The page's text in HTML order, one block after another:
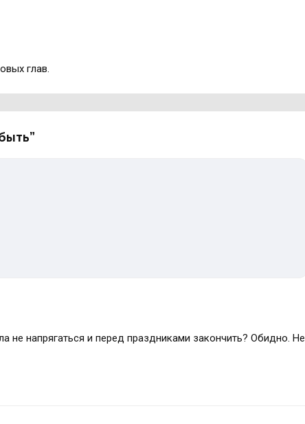
глав.
не напрягаться и перед праздниками закончить? Обидно. Не